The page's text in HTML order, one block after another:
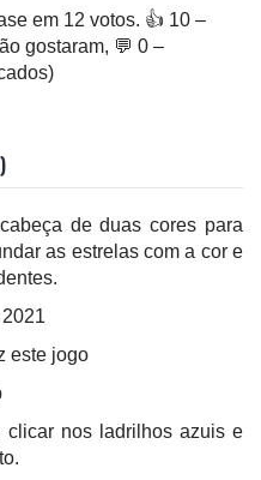
em 12 votos. 👍 10 –
gostaram, 💬 0 –
de duas cores para
as estrelas com a cor e
este jogo
clicar nos ladrilhos azuis e